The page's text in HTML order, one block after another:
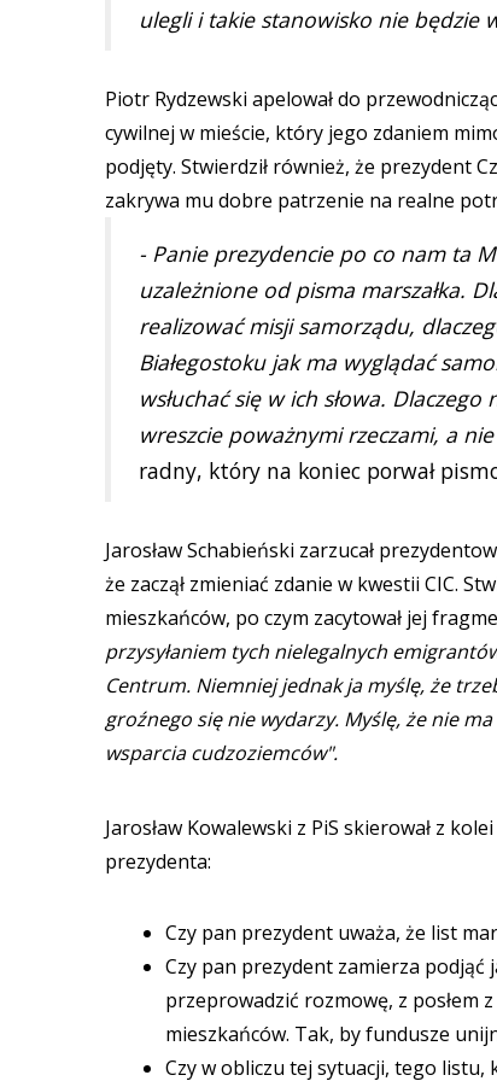
ulegli i takie stanowisko nie będzie
Piotr Rydzewski apelował do
cywilnej w mieście, który jego zdaniem
podjęty. Stwierdził również, że prezydent
zakrywa mu dobre patrzenie na realne
- Panie prezydencie po co nam ta
uzależnione od pisma marszałka.
realizować misji samorządu,
Białegostoku jak ma wyglądać
wsłuchać się w ich słowa.
wreszcie poważnymi rzeczami, a
radny, który na koniec porwał
Jarosław Schabieński zarzucał
że zaczął zmieniać zdanie w kwestii CIC.
mieszkańców, po czym zacytował jej
przysyłaniem tych nielegalnych
Centrum. Niemniej jednak ja myślę, że
groźnego się nie wydarzy. Myślę, że nie
wsparcia cudzoziemców".
Jarosław Kowalewski z PiS skierował z
prezydenta:
Czy pan prezydent uważa, że list
Czy pan prezydent zamierza podjąć
przeprowadzić rozmowę, z posłem
mieszkańców. Tak, by fundusze
Czy w obliczu tej sytuacji, tego